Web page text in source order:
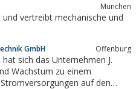
München
GmbH Offenburg
sich das Unternehmen J.
Wachstum zu einem
auf den